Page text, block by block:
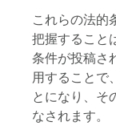
これらの法的
把握すること
条件が投稿さ
用することで
とになり、そ
なされます。